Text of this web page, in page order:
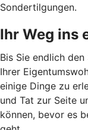
Sondertilgungen.
Ihr Weg ins
Bis Sie endlich
Ihrer
einige Dinge zu
und Tat zur Seite
können, bevor es